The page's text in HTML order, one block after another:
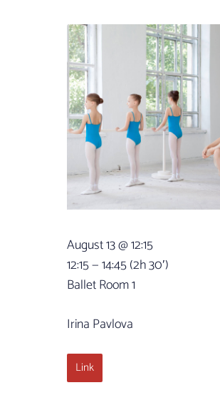
August 13 @ 12:15
12:15 — 14:45(2h 30′)
Ballet Room 1
Irina Pavlova
Link